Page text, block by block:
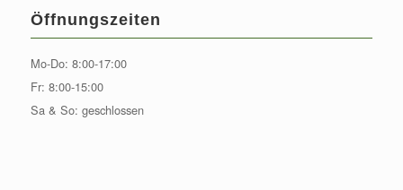
Öffnungszeiten
Mo-Do: 8:00-17:00
Fr: 8:00-15:00
Sa & So: geschlossen